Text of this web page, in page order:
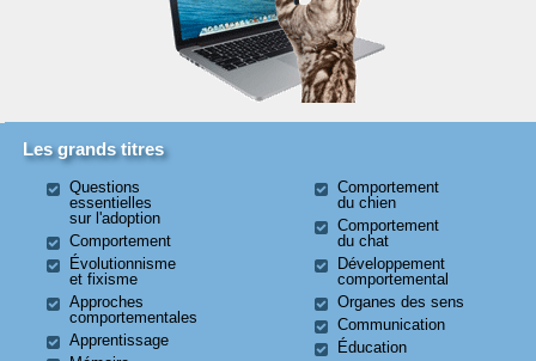
Les grands titres
Questions
essentielles
sur l'adoption
Comportement
Évolutionnisme
et fixisme
Approches
comportementales
Apprentissage
Comportement
du chien
Comportement
du chat
Développement
comportemental
Organes des sens
Communication
Éducation